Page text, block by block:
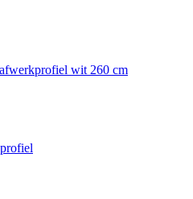
wit 260 cm